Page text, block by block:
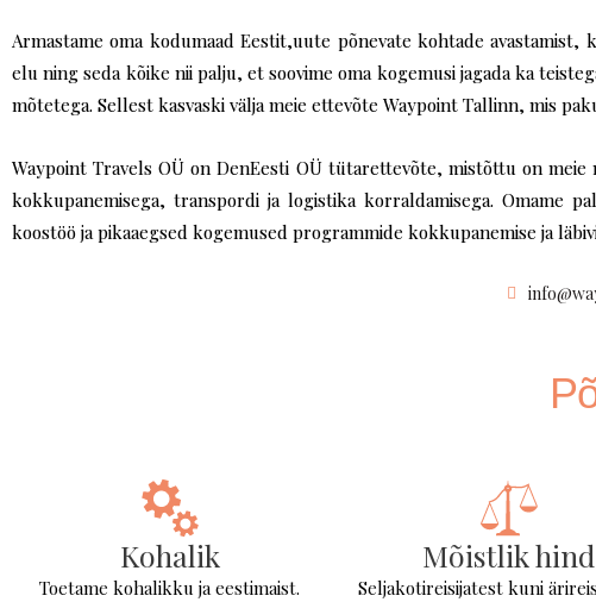
Armastame oma kodumaad Eestit,uute põnevate kohtade
elu ning seda kõike nii palju, et soovime oma kogemusi jagada ka
mõtetega. Sellest kasvaski välja meie ettevõte Waypoint Tallinn, mis
Waypoint Travels OÜ on DenEesti OÜ tütarettevõte, mistõttu on
kokkupanemisega, transpordi ja logistika korraldamisega. Omame
koostöö ja pikaaegsed kogemused programmide kokkupanemise ja
Kohalik
Toetame kohalikku ja eestimaist.
Mõistlik hind
Seljakotireisijatest kuni